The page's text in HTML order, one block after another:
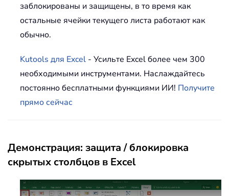
заблокированы и защищены, в то время как
остальные ячейки текущего листа работают как
обычно.
Kutools для Excel - Усильте Excel более чем 300
необходимыми инструментами. Наслаждайтесь
постоянно бесплатными функциями ИИ! Получите
прямо сейчас
Демонстрация: защита / блокировка
скрытых столбцов в Excel